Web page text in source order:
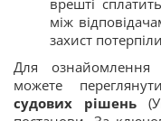
врешті
між
захист
Для
можете
судових рішень